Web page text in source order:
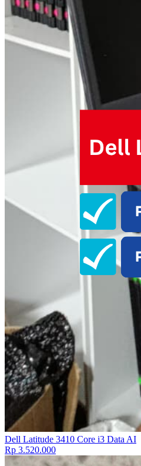
Dell Latitude 3410 Core i3 Data AI
Rp 3.520.000